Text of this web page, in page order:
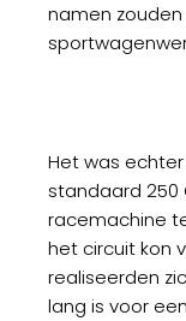
namen
Het was
standaard 250
racemachine
het circuit kon
realiseerden
lang is voor